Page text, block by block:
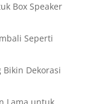
Box Speaker
Seperti
Dekorasi